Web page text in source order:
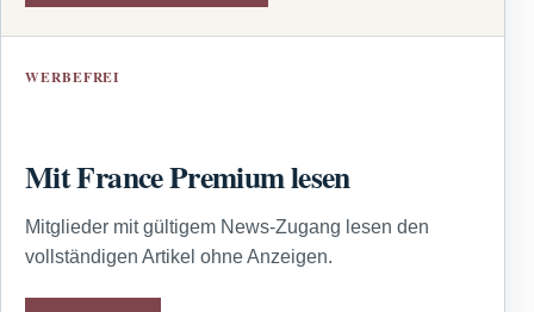
WERBEFREI
Mit France Premium lesen
Mitglieder mit gültigem News-Zugang lesen den
vollständigen Artikel ohne Anzeigen.